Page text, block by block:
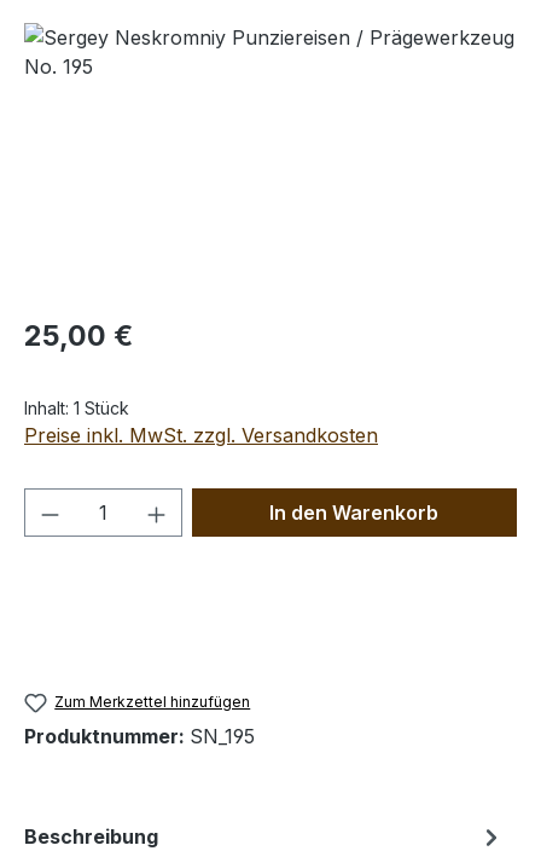
Bildergalerie überspringen
Regulärer Preis:
25,00 €
Inhalt: 1 Stück
Preise inkl. MwSt. zzgl. Versandkosten
Produkt Anzahl: Gib denIn den Warenkorb
Zum Merkzettel hinzufügen
Produktnummer: SN_195
Beschreibung